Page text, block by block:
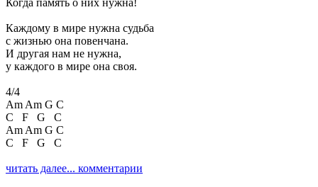
Когда память о них нужна!
Каждому в мире нужна судьба
с жизнью она повенчана.
И другая нам не нужна,
у каждого в мире она своя.
4/4
Am Am G C
C F G C
Am Am G C
C F G C
читать далее... комментарии